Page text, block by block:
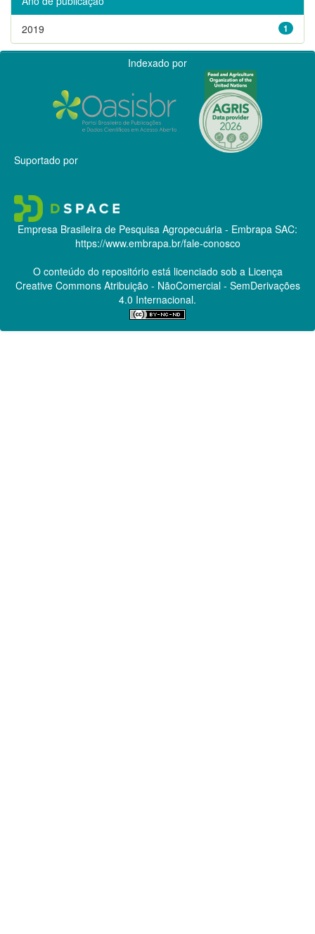
1
2019
Indexado por
Suportado por
Empresa Brasileira de Pesquisa Agropecuária - Embrapa SAC:
https://www.embrapa.br/fale-conosco
O conteúdo do repositório está licenciado sob a Licença
Creative CommonsAtribuição - NãoComercial - SemDerivações
4.0 Internacional.